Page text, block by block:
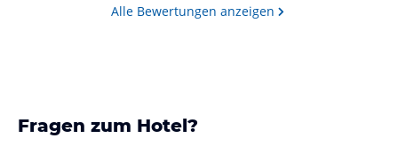
Alle Bewertungen anzeigen
Fragen zum Hotel?